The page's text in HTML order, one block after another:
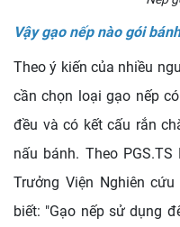
Vậy gạo nếp nào gói
Theo ý kiến của nhiều
cần chọn loại gạo nếp
đều và có kết cấu rắn
nấu bánh. Theo
Trưởng Viện Nghiên
biết: "Gạo nếp sử dụng